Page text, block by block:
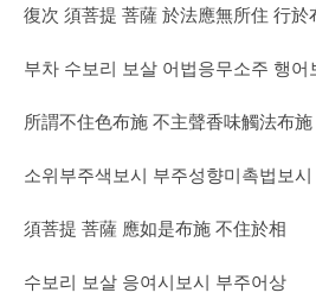
復次 須菩提 菩薩 於法應無所住 行於
부차 수보리 보살 어법응무소주 행어
所謂不住色布施 不主聲香味觸法布施
소위부주색보시 부주성향미촉법보시
須菩提 菩薩 應如是布施 不住於相
수보리 보살 응여시보시 부주어상